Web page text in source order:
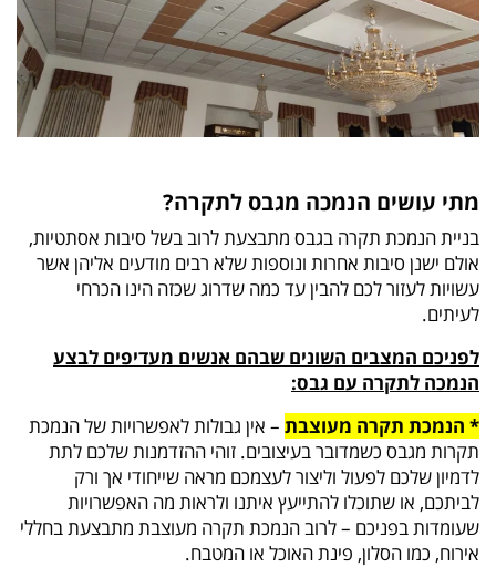
מתי עושים הנמכה מגבס לתקרה?
בניית הנמכת תקרה בגבס מתבצעת לרוב בשל סיבות אסתטיות,
אולם ישנן סיבות אחרות ונוספות שלא רבים מודעים אליהן אשר
עשויות לעזור לכם להבין עד כמה שדרוג שכזה הינו הכרחי
לעיתים.
לפניכם המצבים השונים שבהם אנשים מעדיפים לבצע
הנמכה לתקרה עם גבס:
* הנמכת תקרה מעוצבת – אין גבולות לאפשרויות של הנמכת
תקרות מגבס כשמדובר בעיצובים. זוהי ההזדמנות שלכם לתת
לדמיון שלכם לפעול וליצור לעצמכם מראה שייחודי אך ורק
לביתכם, או שתוכלו להתייעץ איתנו ולראות מה האפשרויות
שעומדות בפניכם – לרוב הנמכת תקרה מעוצבת מתבצעת בחללי
אירוח, כמו הסלון, פינת האוכל או המטבח.